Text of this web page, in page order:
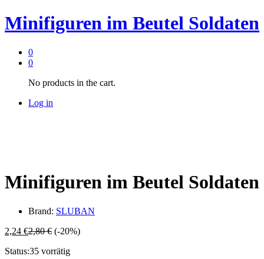
Minifiguren im Beutel Soldaten
0
0
No products in the cart.
Log in
Minifiguren im Beutel Soldaten
Brand: SLUBAN
2,24 €2,80€ (-20%)
Status:35 vorrätig